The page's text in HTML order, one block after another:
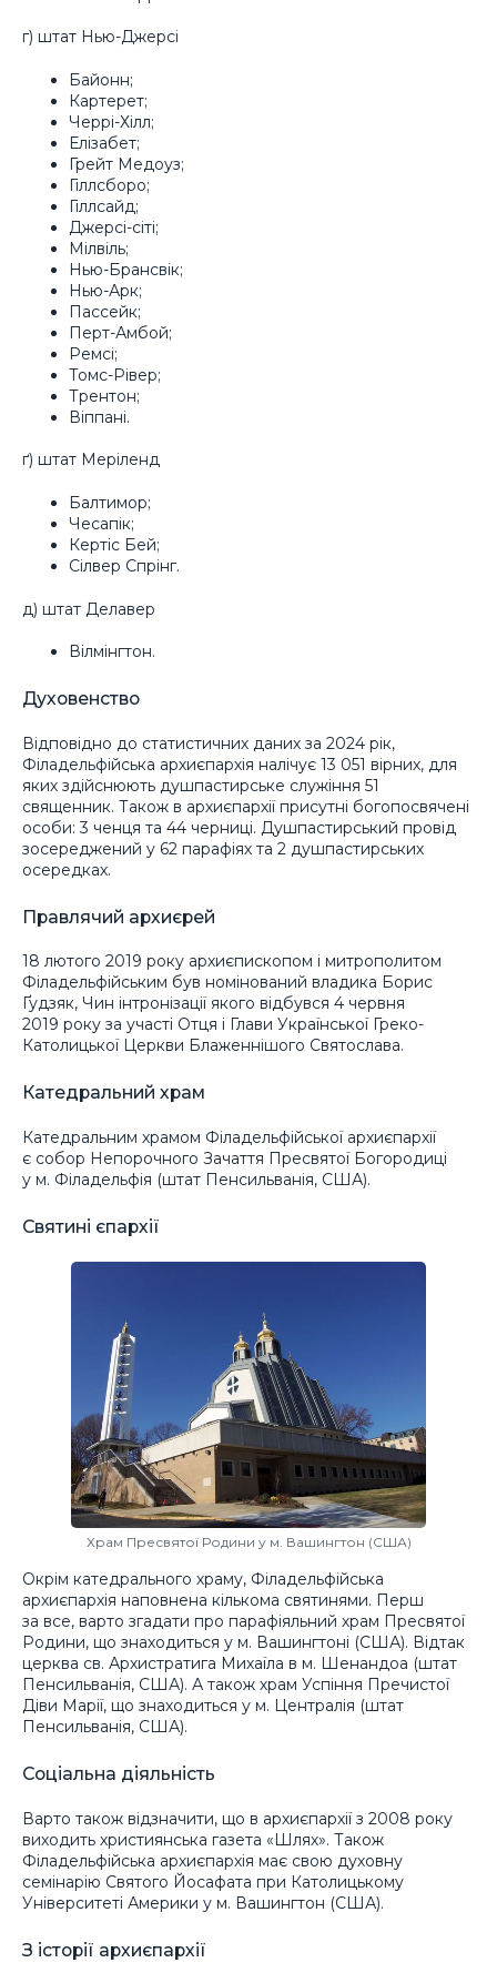
г) штат Нью-Джерсі
Байонн;
Картерет;
Черрі-Хілл;
Елізабет;
Грейт Медоуз;
Гіллсборо;
Гіллсайд;
Джерсі-сіті;
Мілвіль;
Нью-Брансвік;
Нью-Арк;
Пассейк;
Перт-Амбой;
Ремсі;
Томс-Рівер;
Трентон;
Віппані.
ґ) штат Меріленд
Балтимор;
Чесапік;
Кертіс Бей;
Сілвер Спрінг.
д) штат Делавер
Вілмінгтон.
Духовенство
Відповідно до статистичних даних за 2024 рік,
Філадельфійська архиєпархія налічує 13 051 вірних, для
яких здійснюють душпастирське служіння 51
священник. Також в архиєпархії присутні богопосвячені
особи: 3 ченця та 44 черниці. Душпастирський провід
зосереджений у 62 парафіях та 2 душпастирських
осередках.
Правлячий архиєрей
18 лютого 2019 року архиєпископом і митрополитом
Філадельфійським був номінований владика Борис
Ґудзяк, Чин інтронізації якого відбувся 4 червня
2019 року за участі Отця і Глави Української Греко-
Католицької Церкви Блаженнішого Святослава.
Катедральний храм
Катедральним храмом Філадельфійської архиєпархії
є собор Непорочного Зачаття Пресвятої Богородиці
у м. Філадельфія (штат Пенсильванія, США).
Святині єпархії
Храм Пресвятої Родини у м. Вашингтон (США)
Окрім катедрального храму, Філадельфійська
архиєпархія наповнена кількома святинями. Перш
за все, варто згадати про парафіяльний храм Пресвятої
Родини, що знаходиться у м. Вашингтоні (США). Відтак
церква св. Архистратига Михаїла в м. Шенандоа (штат
Пенсильванія, США). А також храм Успіння Пречистої
Діви Марії, що знаходиться у м. Централія (штат
Пенсильванія, США).
Соціальна діяльність
Варто також відзначити, що в архиєпархії з 2008 року
виходить християнська газета «Шлях». Також
Філадельфійська архиєпархія має свою духовну
семінарію Святого Йосафата при Католицькому
Університеті Америки у м. Вашингтон (США).
З історії архиєпархії